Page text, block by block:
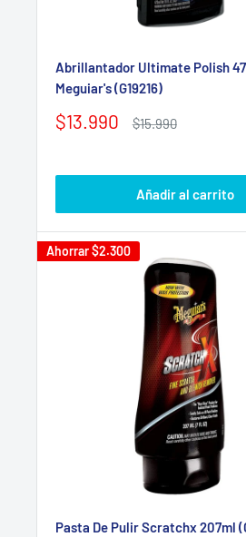
Abrillantador Ultimate Polish
Meguiar's (G19216)
Precio
$13.990
Precio
$15.990
Añadir al carrito
Ahorrar$2.300
Pasta De Pulir Scratchx 207ml